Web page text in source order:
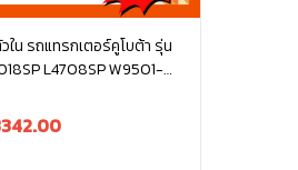
ใน รถแทรกเตอร์คูโบต้า รุ่น
L4708SP W9501-
342.00
หยิบใส่ตะกร้า